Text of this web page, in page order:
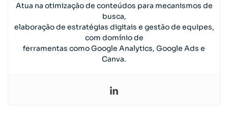
Atua na otimização de conteúdos para mecanismos de
busca,
elaboração de estratégias digitais e gestão de equipes,
com domínio de
ferramentas como Google Analytics, Google Ads e
Canva.